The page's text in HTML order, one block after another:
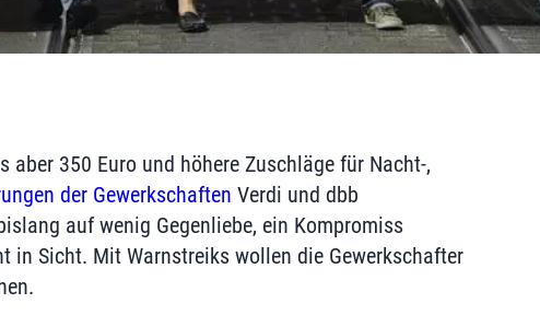
aber 350 Euro und höhere Zuschläge für Nacht-,
der Gewerkschaften Verdi und dbb
auf wenig Gegenliebe, ein Kompromiss
in Sicht. Mit Warnstreiks wollen die Gewerkschafter